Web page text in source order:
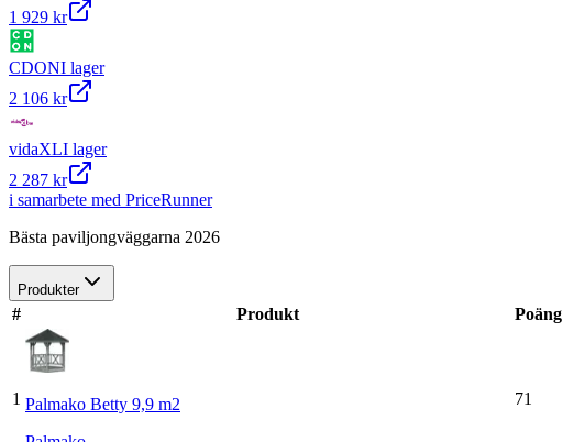
1 929 kr
CDONI lager
2 106 kr
vidaXLI lager
2 287 kr
i samarbete med PriceRunner
Bästa paviljongväggarna 2026
Produkter
# Produkt Poäng
1 Palmako Betty 9,9 m2
71